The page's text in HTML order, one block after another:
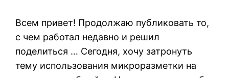
Всем привет! Продолжаю публиковать то,
с чем работал недавно и решил
поделиться … Сегодня, хочу затронуть
тему использования микроразметки на